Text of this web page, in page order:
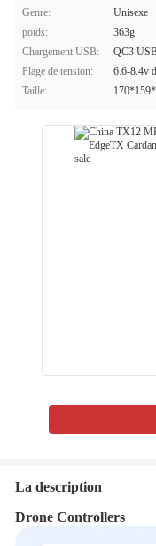
Genre:
Unisexe
poids:
363g
Chargement USB:
QC3
Plage de tension:
6.6-8.4v
Taille:
La description
Drone Controllers